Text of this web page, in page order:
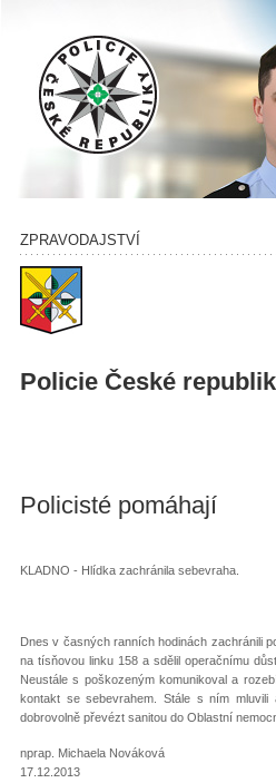
ZPRAVODAJSTVÍ
Policie České
Policisté pomáhají
KLADNO - Hlídka zachránila sebevraha.
Dnes v časných ranních hodinách zachránili
na tísňovou linku 158 a sdělil operačnímu
Neustále s poškozeným komunikoval a
kontakt se sebevrahem. Stále s ním
dobrovolně převézt sanitou do Oblastní
nprap. Michaela Nováková
17.12.2013